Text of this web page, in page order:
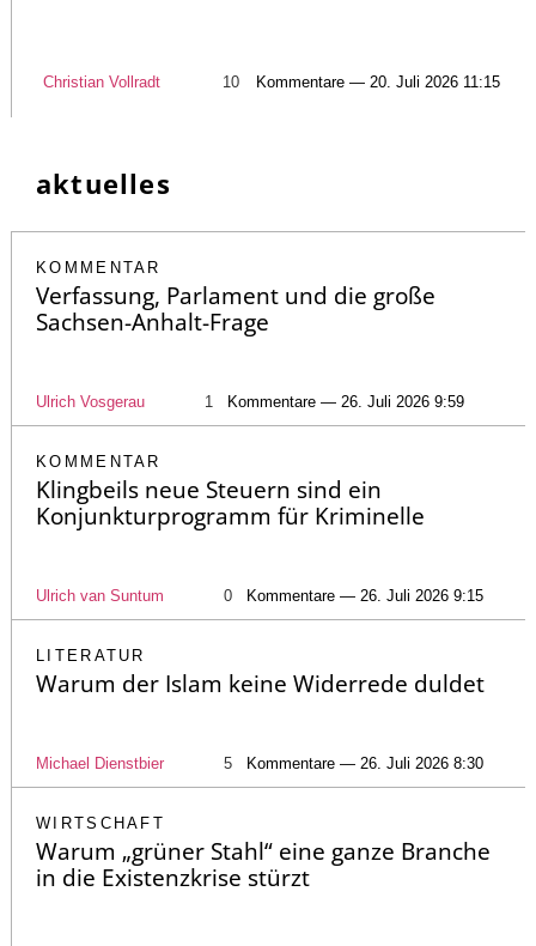
Christian Vollradt 10 Kommentare — 20. Juli 2026 11:15
aktuelles
KOMMENTAR
Verfassung, Parlament und die große
Sachsen-Anhalt-Frage
Ulrich Vosgerau 1 Kommentare — 26. Juli 2026 9:59
KOMMENTAR
Klingbeils neue Steuern sind ein
Konjunkturprogramm für Kriminelle
Ulrich van Suntum 0 Kommentare — 26. Juli 2026 9:15
LITERATUR
Warum der Islam keine Widerrede duldet
Michael Dienstbier 5 Kommentare — 26. Juli 2026 8:30
WIRTSCHAFT
Warum „grüner Stahl“ eine ganze Branche
in die Existenzkrise stürzt